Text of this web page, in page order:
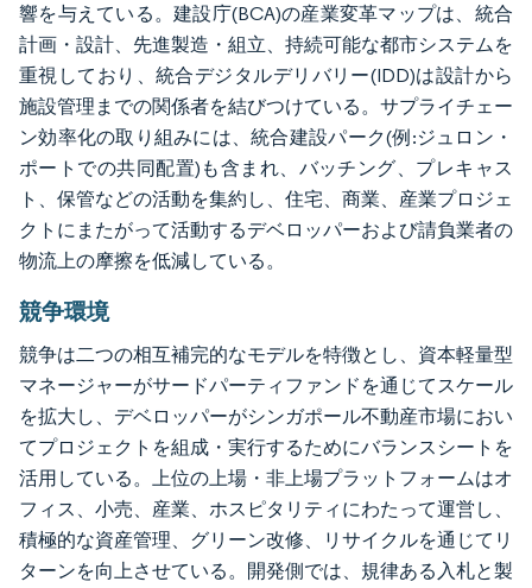
響を与えている。建設庁(BCA)の産業変革マップは、統合
計画・設計、先進製造・組立、持続可能な都市システムを
重視しており、統合デジタルデリバリー(IDD)は設計から
施設管理までの関係者を結びつけている。サプライチェー
ン効率化の取り組みには、統合建設パーク(例:ジュロン・
ポートでの共同配置)も含まれ、バッチング、プレキャス
ト、保管などの活動を集約し、住宅、商業、産業プロジェ
クトにまたがって活動するデベロッパーおよび請負業者の
物流上の摩擦を低減している。
競争環境
競争は二つの相互補完的なモデルを特徴とし、資本軽量型
マネージャーがサードパーティファンドを通じてスケール
を拡大し、デベロッパーがシンガポール不動産市場におい
てプロジェクトを組成・実行するためにバランスシートを
活用している。上位の上場・非上場プラットフォームはオ
フィス、小売、産業、ホスピタリティにわたって運営し、
積極的な資産管理、グリーン改修、リサイクルを通じてリ
ターンを向上させている。開発側では、規律ある入札と製